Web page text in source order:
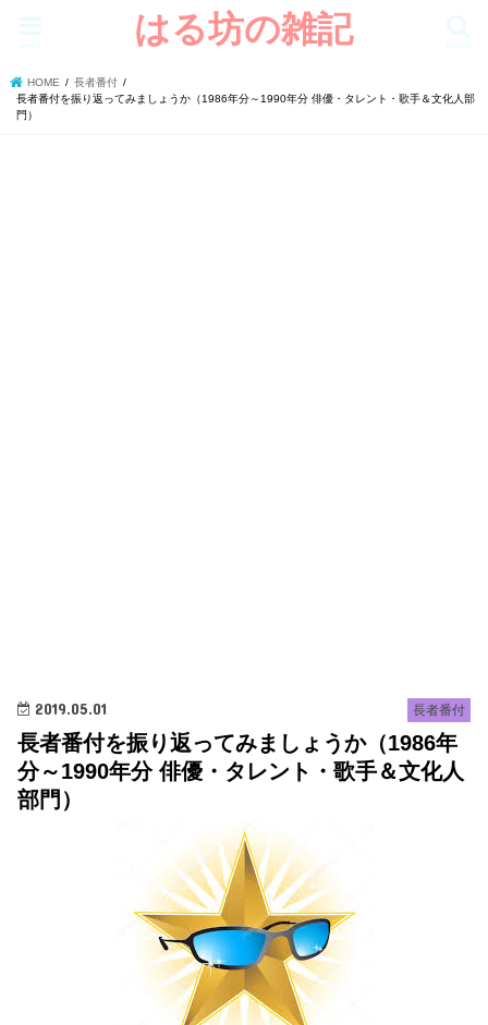
はる坊の雑記
HOME
長者番付
長者番付を振り返ってみましょうか（1986年分～1990年分 俳優・タレント・歌手＆文化人部
門）
長者番付
2019.05.01
長者番付を振り返ってみましょうか（1986年
分～1990年分 俳優・タレント・歌手＆文化人
部門）